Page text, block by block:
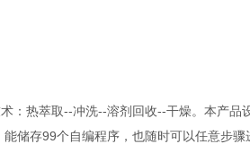
：热萃取--冲洗--溶剂回收--干燥。本产品
储存99个自编程序，也随时可以任意步